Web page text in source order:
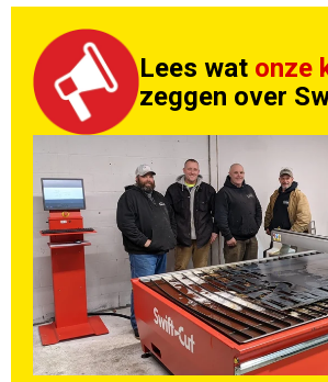
Lees wat onze
zeggen over